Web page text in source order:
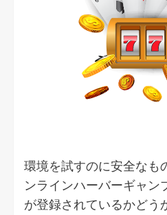
環境を試すのに安全なも
ンラインハーバーギャン
が登録されているかどう